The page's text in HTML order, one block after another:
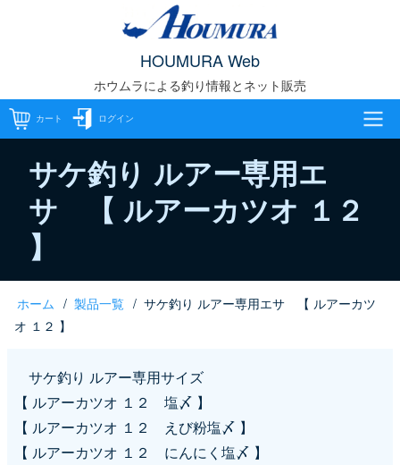
ン
テ
HOUMURA Web
ホウムラによる釣り情報とネット販売
カート ログイン
ナ
ビ
サケ釣り ルアー専用エ
サ 【 ルアーカツオ １２
】
パホーム 製品一覧
サケ釣り ルアー専用エサ 【 ルアーカツ
オ １２ 】
サケ釣り ルアー専用サイズ
【 ルアーカツオ １２ 塩〆 】
【 ルアーカツオ １２ えび粉塩〆 】
【 ルアーカツオ １２ にんにく塩〆 】